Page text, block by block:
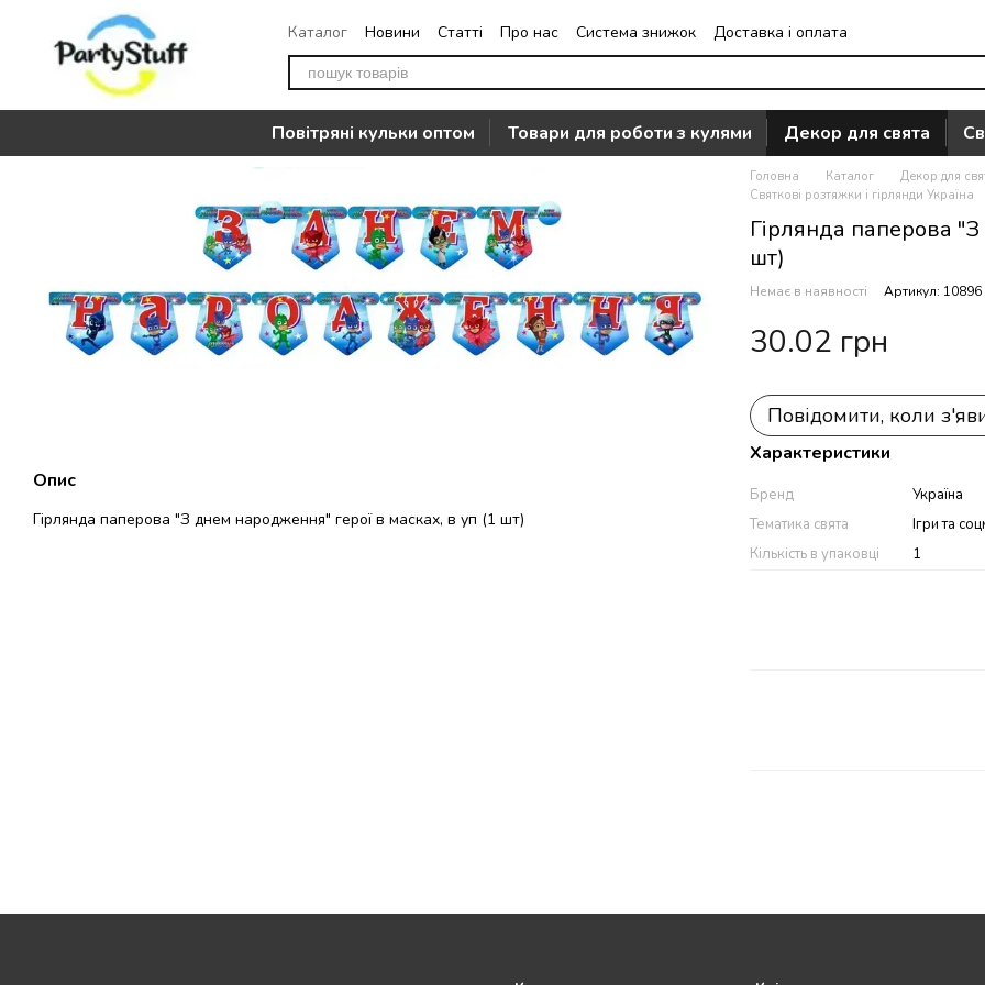
Перейти до основного контенту
Каталог Новини Статті Про нас Система знижок
Доставка і оплата
Повернення
Контакти Часто задавані питання Відгуки про магазин
Повітряні кульки оптом Товари для роботи з кулями Декор для свята
Опис
Гірлянда паперова "З днем народження" герої в масках, в уп (1 шт)
Головна Каталог Декор для
Святкові розтяжки і гірлянди Україна
Гірлянда паперова
шт)
Немає в наявності Артикул: 10896
30.02 грн
Повідомити, коли
Характеристики
Бренд
Україна
Тематика свята
Ігри та
Кількість в упаковці
1